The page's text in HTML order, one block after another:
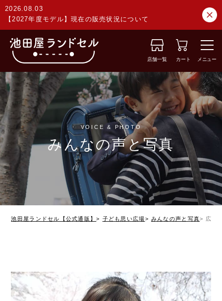
2026.08.03
【2027年度モデル】現在の販売状況について
店舗一覧 カート メニュー
VOICE & PHOTO
みんなの声と写真
池田屋ランドセル【公式通販】 子ども思い広場 みんなの声と写真 広島